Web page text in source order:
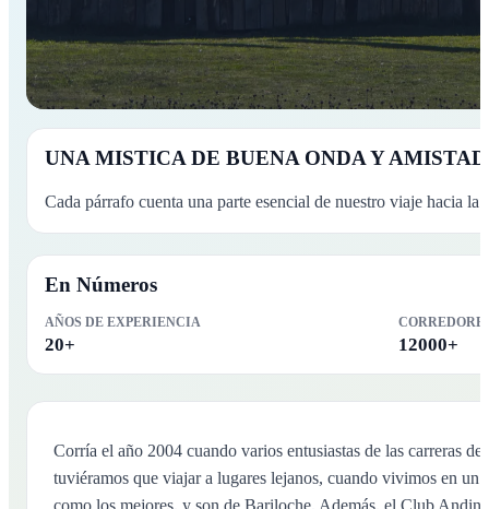
QUIENES SOMOS?
Una historia de pasión, aventura y conexión con la naturaleza
UNA MISTICA DE BUENA ONDA Y
Cada párrafo cuenta una parte esencial de nuestro viaje hacia
En Números
AÑOS DE EXPERIENCIA
20+ 12000+
Corría el año 2004 cuando varios entusiastas de las carreras
tuviéramos que viajar a lugares lejanos, cuando vivimos en un
como los mejores, y son de Bariloche. Además, el Club